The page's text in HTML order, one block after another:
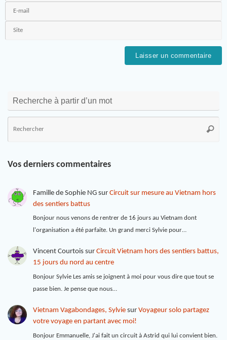
Recherche à partir d’un mot
Vos derniers commentaires
Famille de Sophie NGsur Circuit sur mesure au Vietnam hors
des sentiers battus
Bonjour nous venons de rentrer de 16 jours au Vietnam dont
l'organisation a été parfaite. Un grand merci Sylvie pour…
Vincent Courtoissur Circuit Vietnam hors des sentiers battus,
15 jours du nord au centre
Bonjour Sylvie Les amis se joignent à moi pour vous dire que tout se
passe bien. Je pense que nous…
Vietnam Vagabondages, Sylviesur Voyageur solo partagez
votre voyage en partant avec moi!
Bonjour Emmanuelle, J'ai fait un circuit à Astrid qui lui convient bien.